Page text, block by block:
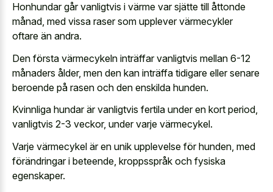
Honhundar går vanligtvis i värme var sjätte till åttonde
månad, med vissa raser som upplever värmecykler
oftare än andra.
Den första värmecykeln inträffar vanligtvis mellan 6-12
månaders ålder, men den kan inträffa tidigare eller senare
beroende på rasen och den enskilda hunden.
Kvinnliga hundar är vanligtvis fertila under en kort period,
vanligtvis 2-3 veckor, under varje värmecykel.
Varje värmecykel är en unik upplevelse för hunden, med
förändringar i beteende, kroppsspråk och fysiska
egenskaper.